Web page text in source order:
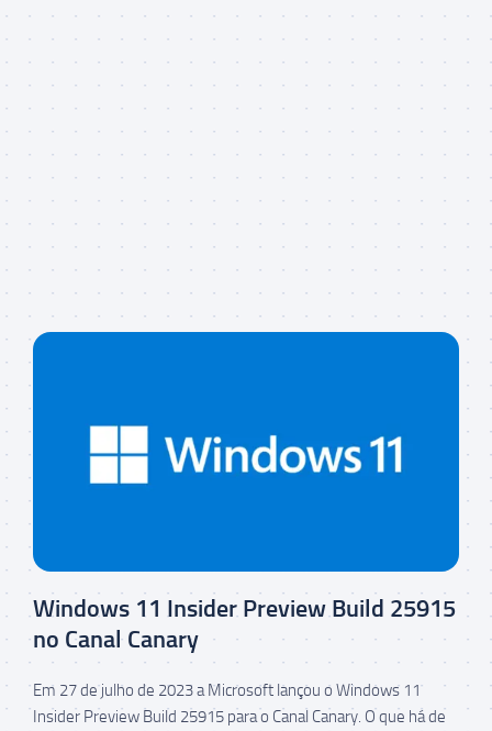
Windows 11 Insider Preview Build 25915
no Canal Canary
Em 27 de julho de 2023 a Microsoft lançou o Windows 11
Insider Preview Build 25915 para o Canal Canary. O que há de